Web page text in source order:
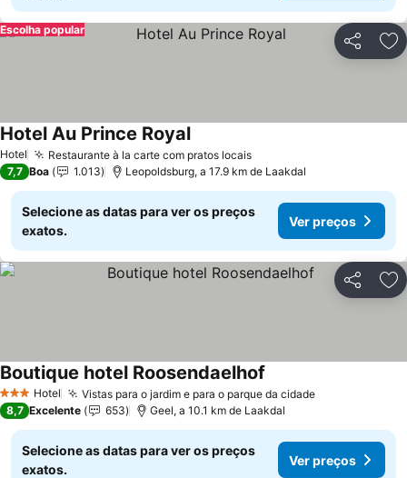
Partilhar
Escolha popular
Hotel Restaurante à la carte com pratos locaisVer preços
Hotel Au Prince RoyalVer preços
7,7 Boa 1.013 Leopoldsburg, a 17.9 km de Laakdal
Selecione as datas para ver os preços
exatos.
Ver preços
Partilhar
3 EstrelasHotel Vistas para o jardim e para o parque da cidadeVer preços
Boutique hotel Roosendaelhof
8,7 Excelente 653 Geel, a 10.1 km de Laakdal
Selecione as datas para ver os preços
exatos.
Ver preços